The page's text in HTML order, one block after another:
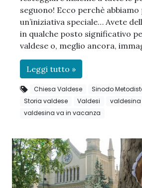
seguono! Ecco perchè
un’iniziativa speciale… Avete
in qualche posto significativo
valdese o, meglio ancora,
Leggi tutto »
Chiesa Valdese
Sinodo
Storia valdese
Valdesi
valdesina
valdesina va in vacanza